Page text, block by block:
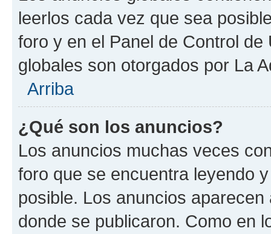
leerlos cada vez que sea
foro y en el Panel de Control
globales son otorgados por La
Arriba
¿Qué son los anuncios?
Los anuncios muchas veces
foro que se encuentra leyendo
posible. Los anuncios
donde se publicaron. Como en